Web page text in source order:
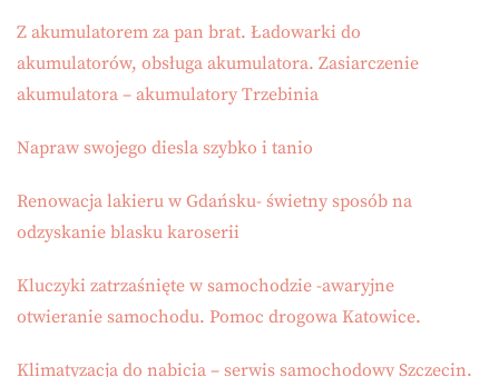
Z akumulatorem za pan brat. Ładowarki do
akumulatorów, obsługa akumulatora. Zasiarczenie
akumulatora – akumulatory Trzebinia
Napraw swojego diesla szybko i tanio
Renowacja lakieru w Gdańsku- świetny sposób na
odzyskanie blasku karoserii
Kluczyki zatrzaśnięte w samochodzie -awaryjne
otwieranie samochodu. Pomoc drogowa Katowice.
Klimatyzacja do nabicia – serwis samochodowy Szczecin.